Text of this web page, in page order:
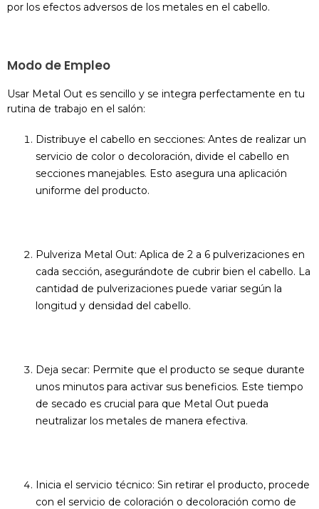
por los efectos adversos de los metales en el cabello.
Modo de Empleo
Usar Metal Out es sencillo y se integra perfectamente en tu
rutina de trabajo en el salón:
Distribuye el cabello en secciones: Antes de realizar un
servicio de color o decoloración, divide el cabello en
secciones manejables. Esto asegura una aplicación
uniforme del producto.
Pulveriza Metal Out: Aplica de 2 a 6 pulverizaciones en
cada sección, asegurándote de cubrir bien el cabello. La
cantidad de pulverizaciones puede variar según la
longitud y densidad del cabello.
Deja secar: Permite que el producto se seque durante
unos minutos para activar sus beneficios. Este tiempo
de secado es crucial para que Metal Out pueda
neutralizar los metales de manera efectiva.
Inicia el servicio técnico: Sin retirar el producto, procede
con el servicio de coloración o decoloración como de